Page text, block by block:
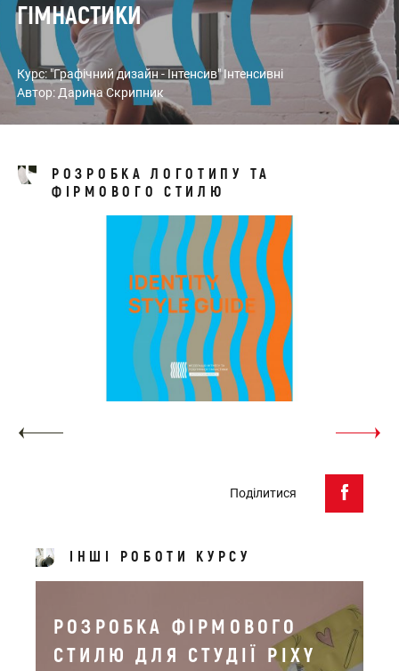
ГІМНАСТИКИ
Курс: "Графічний дизайн - Інтенсив" Інтенсивні
Автор: Дарина Скрипник
РОЗРОБКА ЛОГОТИПУ ТА
ФІРМОВОГО СТИЛЮ
Поділитися
ІНШІ РОБОТИ КУРСУ
РОЗРОБКА ФІРМОВОГО
СТИЛЮ ДЛЯ СТУДІЇ PIXY